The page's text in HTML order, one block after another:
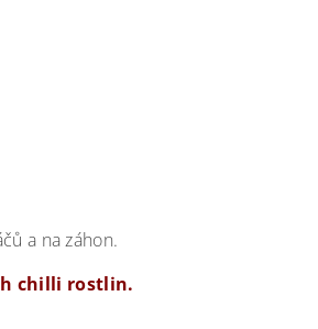
a na záhon.
chilli rostlin.